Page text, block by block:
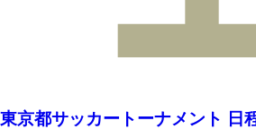
東京都サッカートーナメント 日